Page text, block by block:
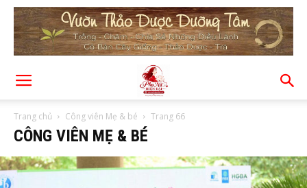
Trang chủ Công viên Mẹ & bé Trang 66
CÔNG VIÊN MẸ & BÉ